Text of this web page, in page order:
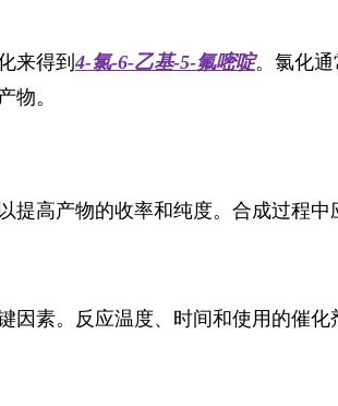
来得到4-氯-6-乙基-5-氟嘧啶。氯化通
物。
提高产物的收率和纯度。合成过程
因素。反应温度、时间和使用的催